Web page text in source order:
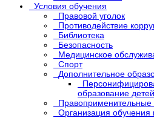
Условия обучения
Правовой уголок
Противодействие
Библиотека
Безопасность
Медицинское
Спорт
Дополнительное
образование детей
Организация обучения